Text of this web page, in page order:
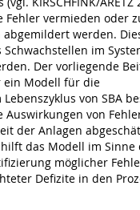
Fehler vermieden oder
werden.
im
Der vorliegende
ein Modell für die
von SBA
Auswirkungen von
der Anlagen
das Modell im Sinne
möglicher
Defizite in den